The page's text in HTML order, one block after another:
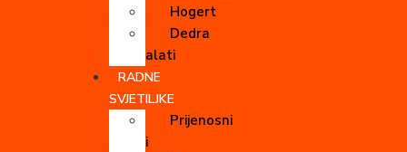
Hogert
Dedra
alati
RADNE
SVJETILJKE
Prijenosni
i